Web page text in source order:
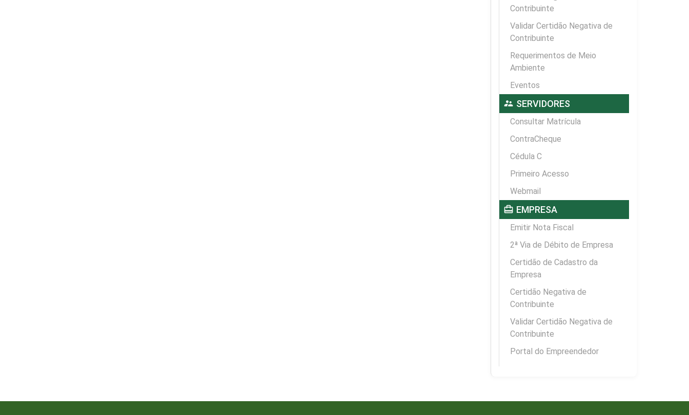
Contribuinte
Validar Certidão Negativa de
Contribuinte
Requerimentos de Meio
Ambiente
Eventos
supervisor_account SERVIDORES
Consultar Matrícula
ContraCheque
Cédula C
Primeiro Acesso
Webmail
card_travel EMPRESA
Emitir Nota Fiscal
2ª Via de Débito de Empresa
Certidão de Cadastro da
Empresa
Certidão Negativa de
Contribuinte
Validar Certidão Negativa de
Contribuinte
Portal do Empreendedor